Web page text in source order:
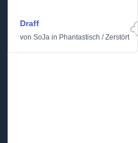
Draff
von SoJa in Phantastisch /Zerstört